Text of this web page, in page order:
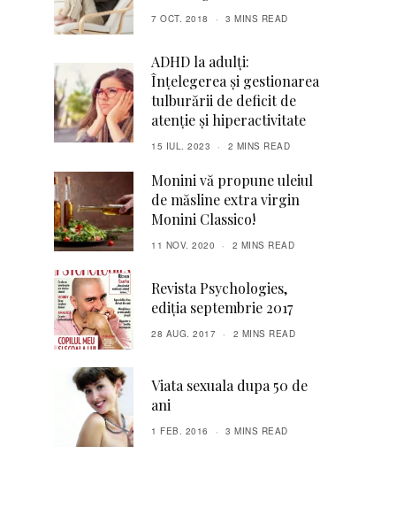
7 OCT. 2018 3 MINS READ
ADHD la adulți:
Înțelegerea și gestionarea
tulburării de deficit de
atenție și hiperactivitate
15 IUL. 2023 2 MINS READ
Monini vă propune uleiul
de măsline extra virgin
Monini Classico!
11 NOV. 2020 2 MINS READ
Revista Psychologies,
ediția septembrie 2017
28 AUG. 2017 2 MINS READ
Viata sexuala dupa 50 de
ani
1 FEB. 2016 3 MINS READ